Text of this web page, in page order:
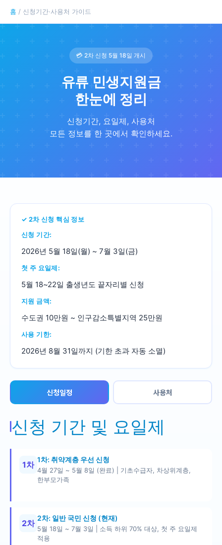
홈 / 신청기간·사용처 가이드
💳 2차 신청 5월 18일 개시
유류 민생지원금
한눈에 정리
신청기간, 요일제, 사용처
모든 정보를 한 곳에서 확인하세요.
✓ 2차 신청 핵심 정보
신청 기간:
2026년 5월 18일(월) ~ 7월 3일(금)
첫 주 요일제:
5월 18~22일 출생년도 끝자리별 신청
지원 금액:
수도권 10만원 ~ 인구감소특별지역 25만원
사용 기한:
2026년 8월 31일까지 (기한 초과 자동 소멸)
신청일정 사용처
신청 기간 및 요일제
1차
1차: 취약계층 우선 신청
4월 27일 ~ 5월 8일 (완료) | 기초수급자, 차상위계층,
한부모가족
2차
2차: 일반 국민 신청 (현재)
5월 18일 ~ 7월 3일 | 소득 하위 70% 대상, 첫 주 요일제
적용